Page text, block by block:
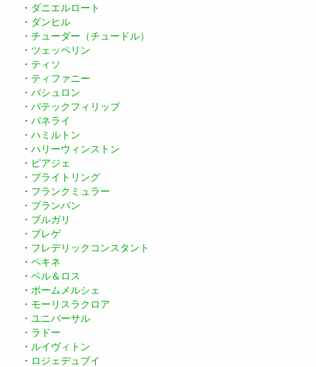
・ ダニエルロート
・ ダンヒル
・ チューダー（チュードル）
・ ツェッペリン
・ ティソ
・ ティファニー
・ バシュロン
・ パテックフィリップ
・ パネライ
・ ハミルトン
・ ハリーウィンストン
・ ピアジェ
・ ブライトリング
・ フランクミュラー
・ ブランパン
・ ブルガリ
・ ブレゲ
・ フレデリックコンスタント
・ ペキネ
・ ベル＆ロス
・ ボームメルシェ
・ モーリスラクロア
・ ユニバーサル
・ ラドー
・ ルイヴィトン
・ ロジェデュブイ